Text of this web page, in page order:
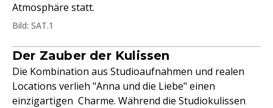
Atmosphäre statt.
Bild: SAT.1
Der Zauber der Kulissen
Die Kombination aus Studioaufnahmen und realen
Locations verlieh "Anna und die Liebe" einen
einzigartigen Charme. Während die Studiokulissen